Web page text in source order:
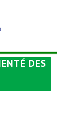
DES